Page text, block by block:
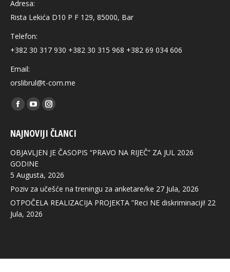
Adresa:
Rista Lekića D10 P F 129, 85000, Bar
Telefon:
+382 30 317 930 +382 30 315 968 +382 69 034 606
Email:
orslibrul@t-com.me
Find us on:
Facebook
opens
in
new
window
YouTube
opens
in
new
window
Instagram
opens
in
window
NAJNOVIJI ČLANCI
OBJAVLJEN JE ČASOPIS “PRAVO NA RIJEČ” ZA JUL 2026
GODINE
5 Augusta, 2026
Poziv za učešće na treningu za anketare/ke 27 Jula, 2026
OTPOČELA REALIZACIJA PROJEKTA ”Reci NE diskriminaciji! 22
Jula, 2026